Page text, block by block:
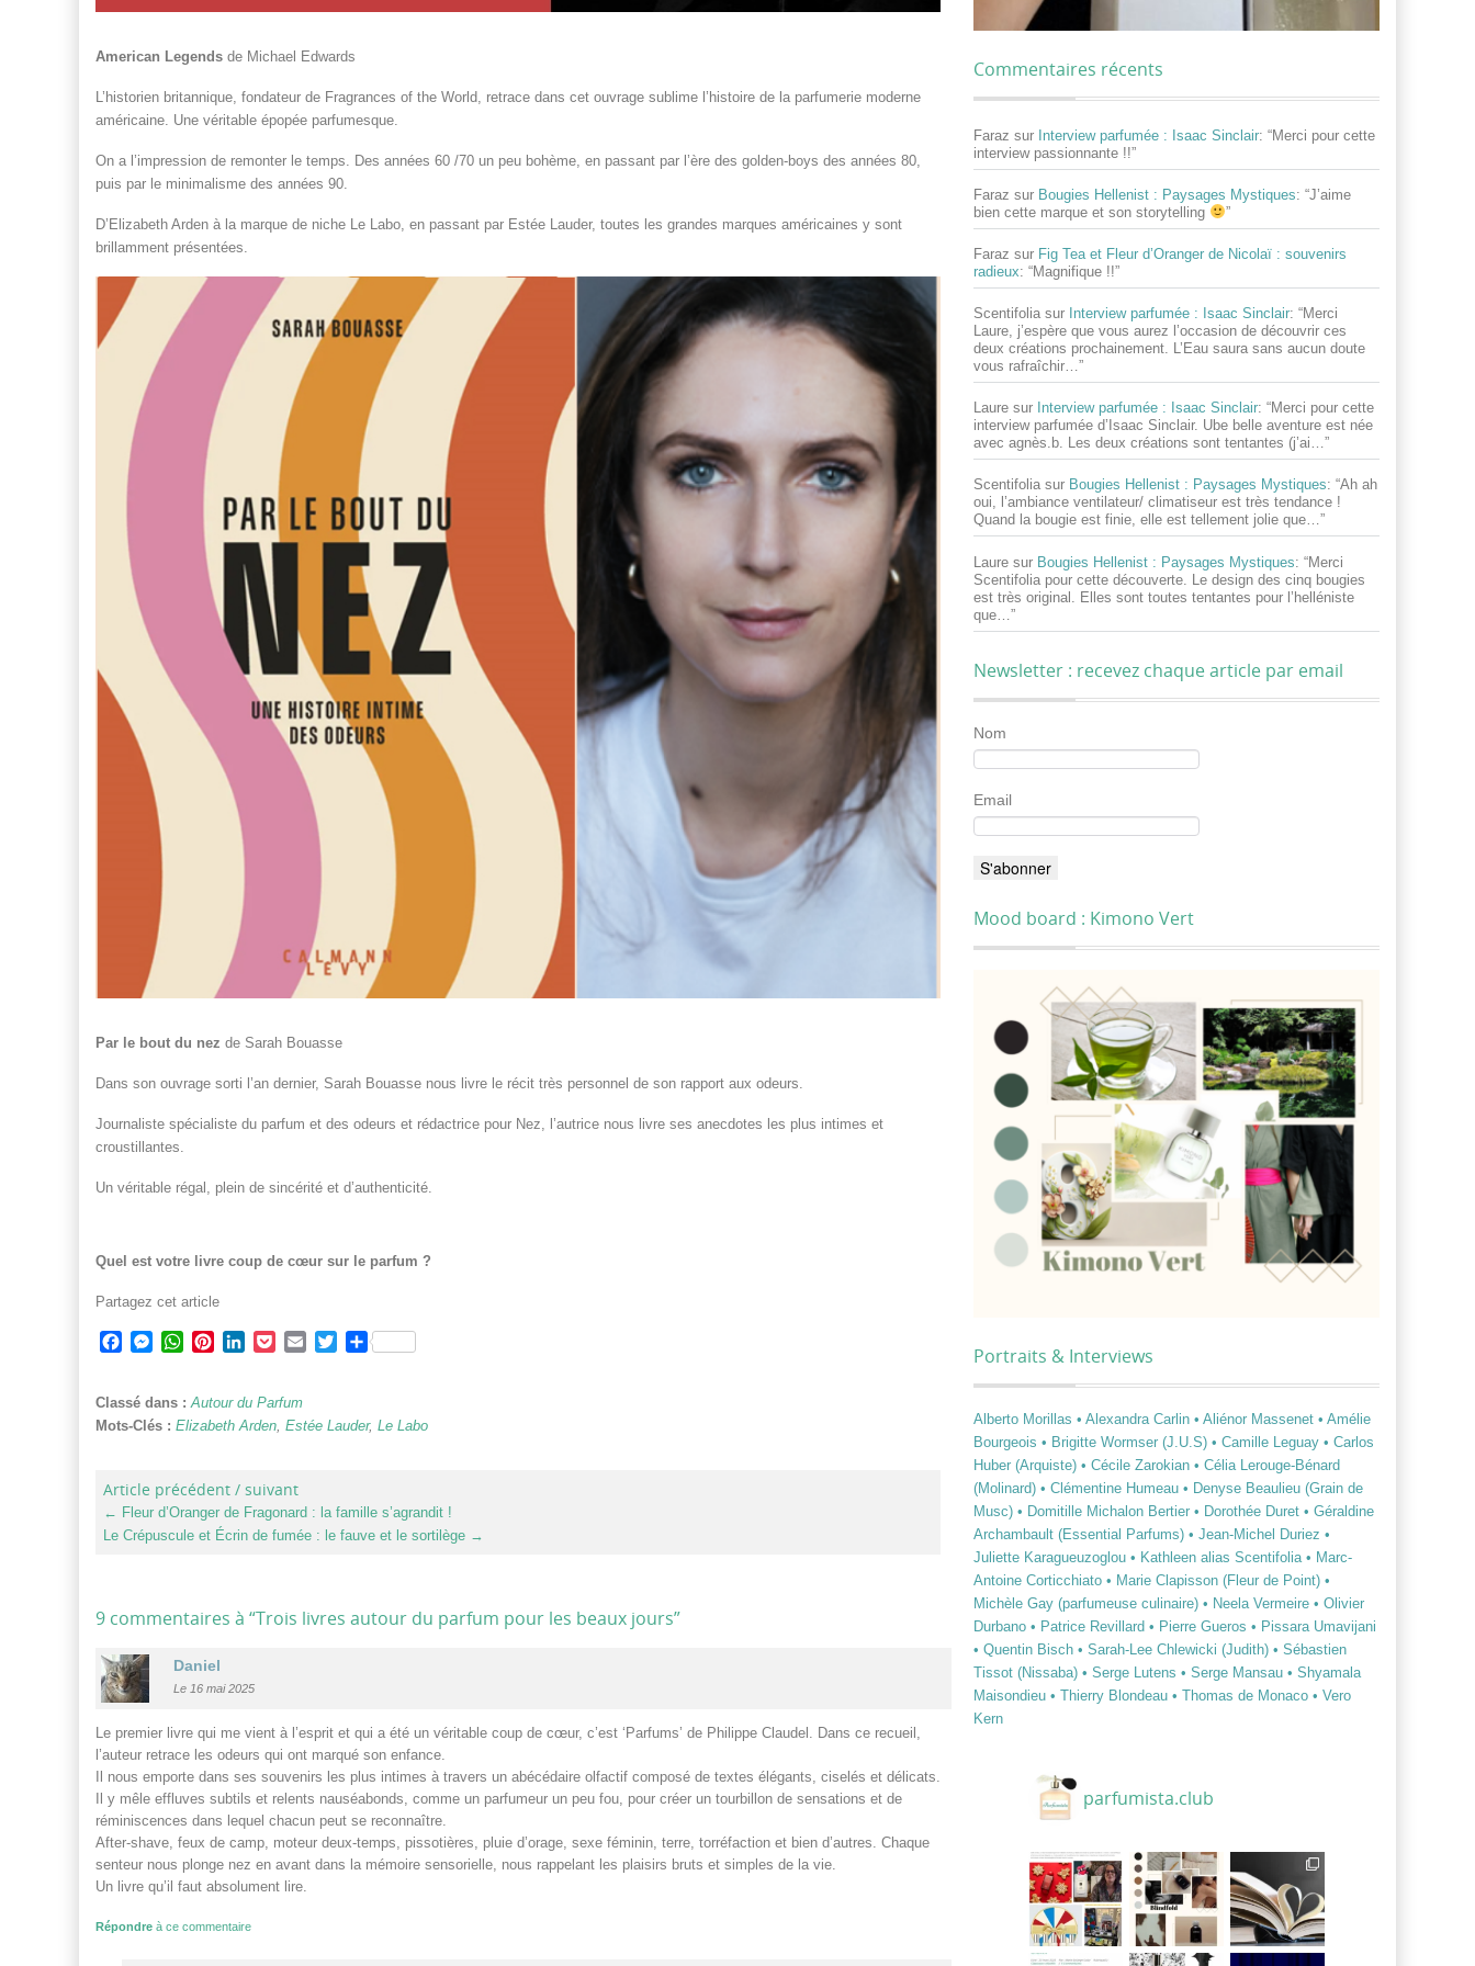
American Legends de Michael Edwards
L’historien britannique, fondateur de Fragrances of the World, retrace dans cet ouvrage sublime l’histoire de la parfumerie moderne
américaine. Une véritable épopée parfumesque.
On a l’impression de remonter le temps. Des années 60 /70 un peu bohème, en passant par l’ère des golden-boys des années 80,
puis par le minimalisme des années 90.
D’Elizabeth Arden à la marque de niche Le Labo, en passant par Estée Lauder, toutes les grandes marques américaines y sont
brillamment présentées.
Par le bout du nez de Sarah Bouasse
Dans son ouvrage sorti l’an dernier, Sarah Bouasse nous livre le récit très personnel de son rapport aux odeurs.
Journaliste spécialiste du parfum et des odeurs et rédactrice pour Nez, l’autrice nous livre ses anecdotes les plus intimes et
croustillantes.
Un véritable régal, plein de sincérité et d’authenticité.
Quel est votre livre coup de cœur sur le parfum ?
Partagez cet article
Facebook
Messenger
WhatsApp
PinterestLinkedInPocketEmailTwitterPartager
Classé dans : Autour du Parfum
Mots-Clés : Elizabeth Arden Estée Lauder, Le Labo
Article précédent / suivant
← Fleur d’Oranger de Fragonard : la famille s’agrandit !
Le Crépuscule et Écrin de fumée : le fauve et le sortilège →
9 commentaires à “Trois livres autour du parfum pour les beaux jours”
Daniel
Le 16 mai 2025
Le premier livre qui me vient à l’esprit et qui a été un véritable coup de cœur, c’est ‘Parfums’ de Philippe Claudel. Dans ce recueil,
l’auteur retrace les odeurs qui ont marqué son enfance.
Il nous emporte dans ses souvenirs les plus intimes à travers un abécédaire olfactif composé de textes élégants, ciselés et délicats.
Il y mêle effluves subtils et relents nauséabonds, comme un parfumeur un peu fou, pour créer un tourbillon de sensations et de
réminiscences dans lequel chacun peut se reconnaître.
After-shave, feux de camp, moteur deux-temps, pissotières, pluie d’orage, sexe féminin, terre, torréfaction et bien d’autres. Chaque
senteur nous plonge nez en avant dans la mémoire sensorielle, nous rappelant les plaisirs bruts et simples de la vie.
Un livre qu’il faut absolument lire.
Répondre à ce commentaire
Commentaires récents
Faraz sur Interview parfumée : Isaac Sinclair: “Merci pour cette
interview passionnante !!”
Faraz sur Bougies Hellenist : Paysages Mystiques: “J’aime
bien cette marque et son storytelling
”
Faraz sur Fig Tea et Fleur d’Oranger de Nicolaï : souvenirs
radieux: “Magnifique !!”
Scentifolia sur Interview parfumée : Isaac Sinclair: “Merci
Laure, j’espère que vous aurez l’occasion de découvrir ces
deux créations prochainement. L’Eau saura sans aucun doute
vous rafraîchir…”
Laure sur Interview parfumée : Isaac Sinclair: “Merci pour cette
interview parfumée d’Isaac Sinclair. Ube belle aventure est née
avec agnès.b. Les deux créations sont tentantes (j’ai…”
Scentifolia sur Bougies Hellenist : Paysages Mystiques: “Ah ah
oui, l’ambiance ventilateur/ climatiseur est très tendance !
Quand la bougie est finie, elle est tellement jolie que…”
Laure sur Bougies Hellenist : Paysages Mystiques: “Merci
Scentifolia pour cette découverte. Le design des cinq bougies
est très original. Elles sont toutes tentantes pour l’helléniste
que… ”
Newsletter : recevez chaque article par email
Nom
Email
Mood board : Kimono Vert
Portraits & Interviews
Alberto Morillas • Alexandra Carlin • Aliénor Massenet • Amélie
Bourgeois • Brigitte Wormser (J.U.S) • Camille Leguay • Carlos
Huber (Arquiste) • Cécile Zarokian • Célia Lerouge-Bénard
(Molinard) • Clémentine Humeau • Denyse Beaulieu (Grain de
Musc) • Domitille Michalon Bertier • Dorothée Duret • Géraldine
Archambault (Essential Parfums) • Jean-Michel Duriez •
Juliette Karagueuzoglou • Kathleen alias Scentifolia • Marc-
Antoine Corticchiato • Marie Clapisson (Fleur de Point) •
Michèle Gay (parfumeuse culinaire) • Neela Vermeire • Olivier
Durbano • Patrice Revillard • Pierre Gueros • Pissara Umavijani
• Quentin Bisch • Sarah-Lee Chlewicki (Judith) • Sébastien
Tissot (Nissaba) • Serge Lutens • Serge Mansau • Shyamala
Maisondieu • Thierry Blondeau • Thomas de Monaco • Vero
Kern
parfumista.club